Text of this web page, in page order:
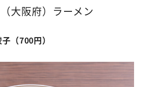
大阪府）ラーメン
（700円）